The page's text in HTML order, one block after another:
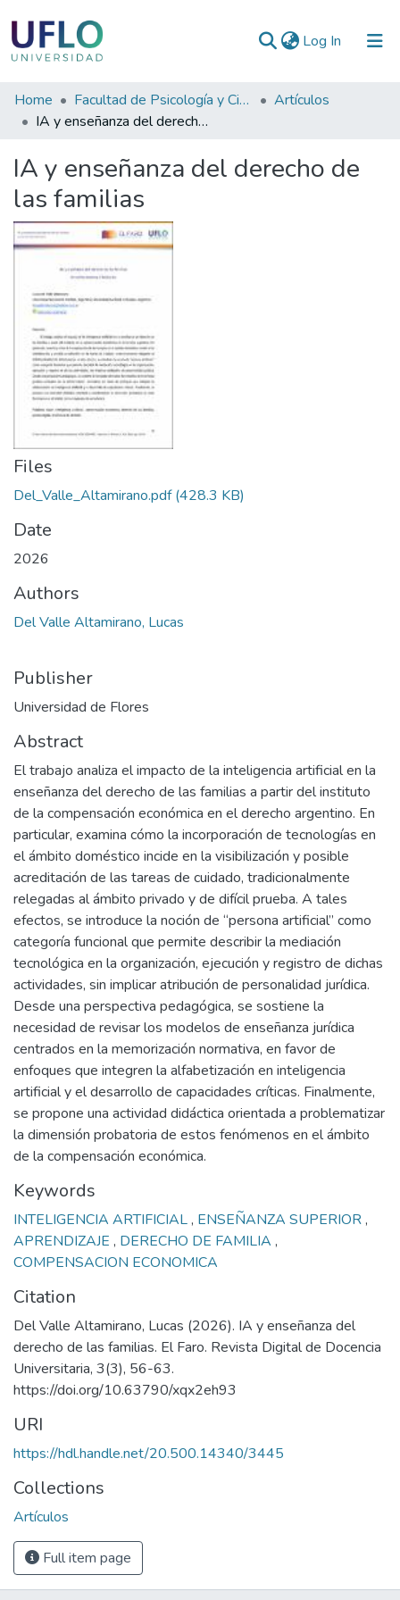
Log In (current)
Communities
&
All of RIUFLO
Statistics
Home Facultad de Psicología y Ciencias Sociales
Artículos
IA y enseñanza del derecho de las familias
IA y enseñanza del derecho de
las familias
Files
Del_Valle_Altamirano.pdf(428.3 KB)
Date
2026
Authors
Del Valle Altamirano, Lucas
Publisher
Universidad de Flores
Abstract
El trabajo analiza el impacto de la inteligencia artificial en la
enseñanza del derecho de las familias a partir del instituto
de la compensación económica en el derecho argentino. En
particular, examina cómo la incorporación de tecnologías en
el ámbito doméstico incide en la visibilización y posible
acreditación de las tareas de cuidado, tradicionalmente
relegadas al ámbito privado y de difícil prueba. A tales
efectos, se introduce la noción de “persona artificial” como
categoría funcional que permite describir la mediación
tecnológica en la organización, ejecución y registro de dichas
actividades, sin implicar atribución de personalidad jurídica.
Desde una perspectiva pedagógica, se sostiene la
necesidad de revisar los modelos de enseñanza jurídica
centrados en la memorización normativa, en favor de
enfoques que integren la alfabetización en inteligencia
artificial y el desarrollo de capacidades críticas. Finalmente,
se propone una actividad didáctica orientada a problematizar
la dimensión probatoria de estos fenómenos en el ámbito
de la compensación económica.
Keywords
INTELIGENCIA ARTIFICIAL, ENSEÑANZA SUPERIOR,
APRENDIZAJE , DERECHO DE FAMILIA ,
COMPENSACION ECONOMICA
Citation
Del Valle Altamirano, Lucas (2026). IA y enseñanza del
derecho de las familias. El Faro. Revista Digital de Docencia
Universitaria, 3(3), 56-63.
https://doi.org/10.63790/xqx2eh93
URI
https://hdl.handle.net/20.500.14340/3445
Collections
Artículos
Full item page